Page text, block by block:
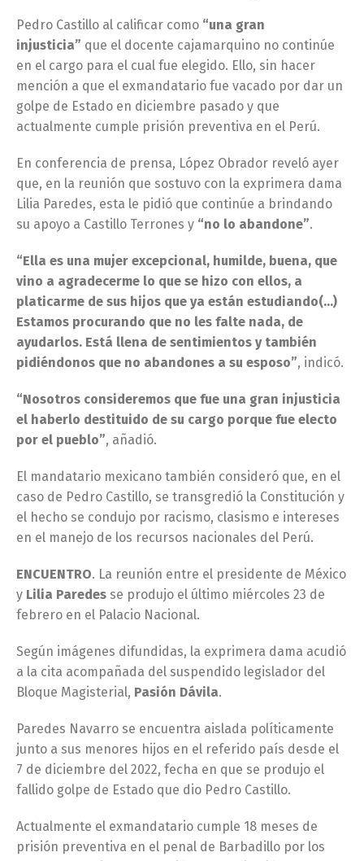
Pedro Castillo al calificar como “una gran
injusticia” que el docente cajamarquino no continúe
en el cargo para el cual fue elegido. Ello, sin hacer
mención a que el exmandatario fue vacado por dar un
golpe de Estado en diciembre pasado y que
actualmente cumple prisión preventiva en el Perú.
En conferencia de prensa, López Obrador reveló ayer
que, en la reunión que sostuvo con la exprimera dama
Lilia Paredes, esta le pidió que continúe a brindando
su apoyo a Castillo Terrones y “no lo abandone”.
“Ella es una mujer excepcional, humilde, buena, que
vino a agradecerme lo que se hizo con ellos, a
platicarme de sus hijos que ya están estudiando(…)
Estamos procurando que no les falte nada, de
ayudarlos. Está llena de sentimientos y también
pidiéndonos que no abandones a su esposo”, indicó.
“Nosotros consideremos que fue una gran injusticia
el haberlo destituido de su cargo porque fue electo
por el pueblo”, añadió.
El mandatario mexicano también consideró que, en el
caso de Pedro Castillo, se transgredió la Constitución y
el hecho se condujo por racismo, clasismo e intereses
en el manejo de los recursos nacionales del Perú.
ENCUENTRO. La reunión entre el presidente de México
y Lilia Paredes se produjo el último miércoles 23 de
febrero en el Palacio Nacional.
Según imágenes difundidas, la exprimera dama acudió
a la cita acompañada del suspendido legislador del
Bloque Magisterial, Pasión Dávila.
Paredes Navarro se encuentra aislada políticamente
junto a sus menores hijos en el referido país desde el
7 de diciembre del 2022, fecha en que se produjo el
fallido golpe de Estado que dio Pedro Castillo.
Actualmente el exmandatario cumple 18 meses de
prisión preventiva en el penal de Barbadillo por los